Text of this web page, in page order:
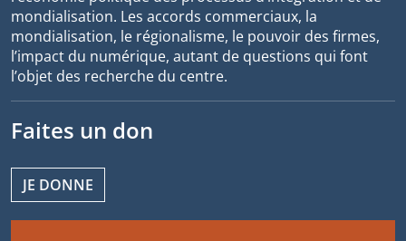
mondialisation. Les accords commerciaux, la
mondialisation, le régionalisme, le pouvoir des firmes,
l’impact du numérique, autant de questions qui font
l’objet des recherche du centre.
Faites un don
JE DONNE